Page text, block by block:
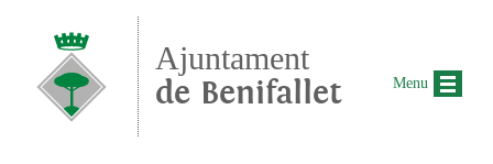
Ajuntament
de Benifallet Menu